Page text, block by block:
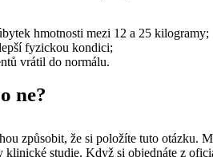
hmotnosti mezi 12 a 25 kilogramy;
fyzickou kondici;
vrátil do normálu.
ne?
způsobit, že si položíte tuto
studie. Když si objednáte z